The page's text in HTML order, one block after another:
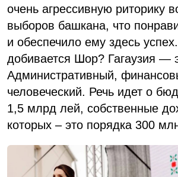
очень агрессивную риторику
выборов башкана, что
и обеспечило ему здесь
добивается Шор? Гагаузия —
Административный,
человеческий. Речь идет о
1,5 млрд лей, собственные
которых – это порядка 300